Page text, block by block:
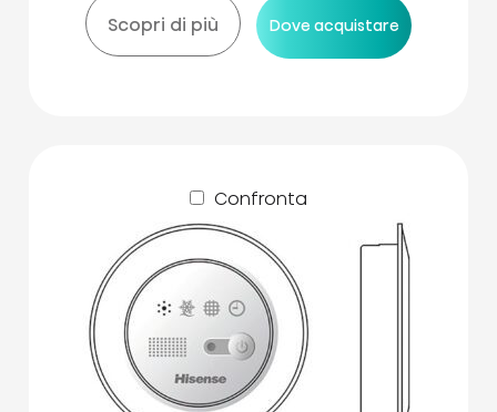
Scopri di più Dove acquistare
Confronta